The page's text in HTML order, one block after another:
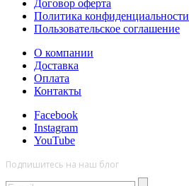
Договор оферта
Политика конфиденциальности
Пользовательское соглашение
О компании
Доставка
Оплата
Контакты
Facebook
Instagram
YouTube
Подпишитесь на наш блог